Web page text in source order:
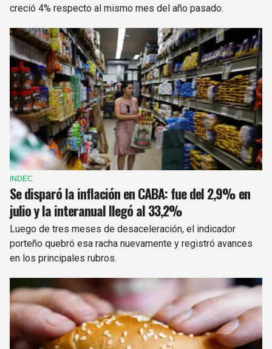
creció 4% respecto al mismo mes del año pasado.
INDEC
Se disparó la inflación en CABA: fue del 2,9% en
julio y la interanual llegó al 33,2%
Luego de tres meses de desaceleración, el indicador
porteño quebró esa racha nuevamente y registró avances
en los principales rubros.